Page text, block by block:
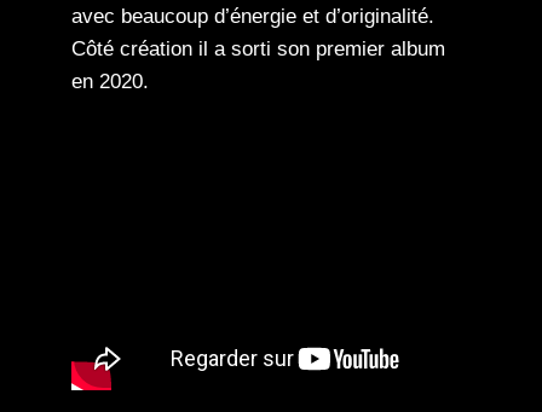
avec beaucoup d’énergie et d’originalité.
Côté création il a sorti son premier album
en 2020.